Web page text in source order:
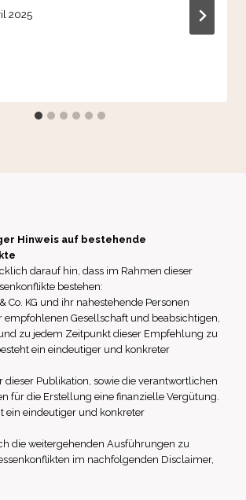
2025
Hinweis auf bestehende
darauf hin, dass im Rahmen dieser
bestehen:
Co. KG und ihr nahestehende Personen
empfohlenen Gesellschaft und beabsichtigen,
zu jedem Zeitpunkt dieser Empfehlung zu
ein eindeutiger und konkreter
dieser Publikation, sowie die verantwortlichen
für die Erstellung eine finanzielle Vergütung.
ein eindeutiger und konkreter
die weitergehenden Ausführungen zu
im nachfolgenden Disclaimer,